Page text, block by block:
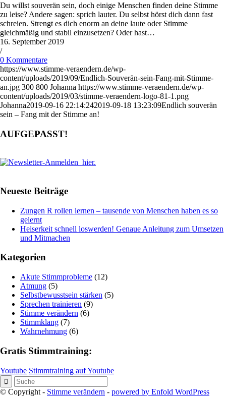
Du willst souverän sein, doch einige Menschen finden deine Stimme
zu leise? Andere sagen: sprich lauter. Du selbst hörst dich dann fast
schreien. Strengt es dich enorm an deine laute oder Stimme
gleichmäßig und stabil einzusetzen? Oder hast…
16. September 2019
/
0 Kommentare
https://www.stimme-veraendern.de/wp-
content/uploads/2019/09/Endlich-Souverän-sein-Fang-mit-Stimme-
an.jpg 300 800 Johanna https://www.stimme-veraendern.de/wp-
content/uploads/2019/03/stimme-veraendern-logo-81-1.png
Johanna2019-09-16 22:14:242019-09-18 13:23:09Endlich souverän
sein – Fang mit der Stimme an!
AUFGEPASST!
Neueste Beiträge
Zungen R rollen lernen – tausende von Menschen haben es so
gelernt
Heiserkeit schnell loswerden! Genaue Anleitung zum Umsetzen
und Mitmachen
Kategorien
Akute Stimmprobleme (12)
Atmung (5)
Selbstbewusstsein stärken (5)
Sprechen trainieren (9)
Stimme verändern (6)
Stimmklang (7)
Wahrnehmung (6)
Gratis Stimmtraining:
Youtube Stimmtraining auf Youtube
© Copyright - Stimme verändern - powered by Enfold WordPress